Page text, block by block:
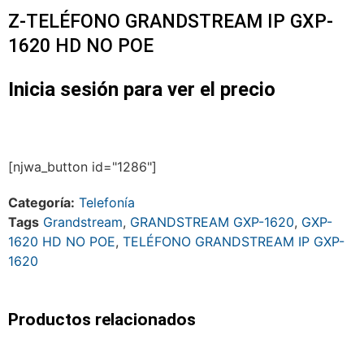
Z-TELÉFONO GRANDSTREAM IP GXP-
1620 HD NO POE
Inicia sesión para ver el precio
[njwa_button id="1286"]
Categoría: Telefonía
Tags Grandstream, GRANDSTREAM GXP-1620, GXP-
1620 HD NO POE, TELÉFONO GRANDSTREAM IP GXP-
1620
Productos relacionados